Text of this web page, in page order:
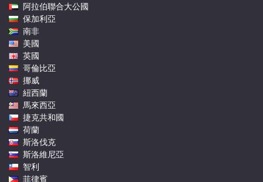
阿拉伯聯合大公國
保加利亞
南非
美國
英國
哥倫比亞
挪威
紐西蘭
馬來西亞
捷克共和國
荷蘭
斯洛伐克
斯洛維尼亞
智利
菲律賓